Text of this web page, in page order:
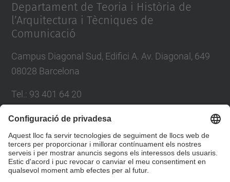
Departament de Teoria i Història de
l’Arquitectura i Tècniques de
Comunicació
Campus Diagonal Sud, Edifici A. Av. Diagonal, 649
08028 Barcelona
Tel. : 93 401 64 20
E-mail:direccio.thatc@upc.edu
Directori UPC
Formulari de contacte